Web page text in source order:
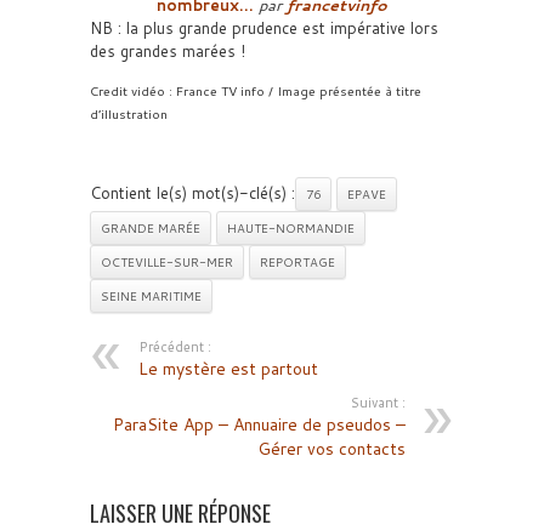
nombreux… par francetvinfo
NB : la plus grande prudence est impérative lors
des grandes marées !
Credit vidéo : France TV info / Image présentée à titre
d’illustration
Contient le(s) mot(s)-clé(s) : 76
EPAVE
GRANDE MARÉE
HAUTE-NORMANDIE
OCTEVILLE-SUR-MER
REPORTAGE
SEINE MARITIME
Précédent :
Le mystère est partout
Suivant :
ParaSite App – Annuaire de pseudos –
Gérer vos contacts
LAISSER UNE RÉPONSE